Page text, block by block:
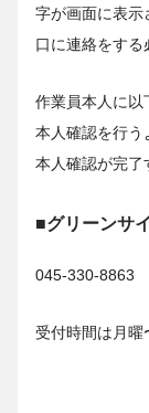
字が画面に表示
口に連絡をする
作業員本人に以
本人確認を行う
本人確認が完了
■グリーンサ
045-330-8863
受付時間は月